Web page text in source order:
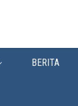
BERITA